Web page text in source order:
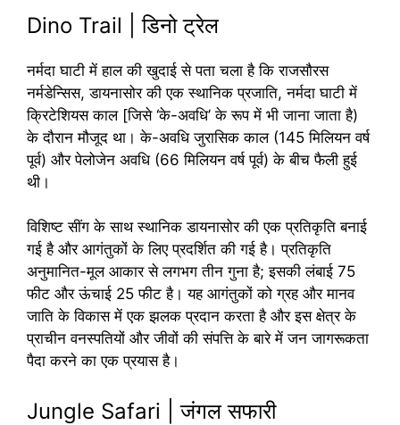
Dino Trail | डिनो ट्रेल
नर्मदा घाटी में हाल की खुदाई से पता चला है कि राजसौरस
नर्मडेन्सिस, डायनासोर की एक स्थानिक प्रजाति, नर्मदा घाटी में
क्रिटेशियस काल [जिसे ‘के-अवधि’ के रूप में भी जाना जाता है)
के दौरान मौजूद था। के-अवधि जुरासिक काल (145 मिलियन वर्ष
पूर्व) और पेलोजेन अवधि (66 मिलियन वर्ष पूर्व) के बीच फैली हुई
थी।
विशिष्ट सींग के साथ स्थानिक डायनासोर की एक प्रतिकृति बनाई
गई है और आगंतुकों के लिए प्रदर्शित की गई है। प्रतिकृति
अनुमानित-मूल आकार से लगभग तीन गुना है; इसकी लंबाई 75
फीट और ऊंचाई 25 फीट है। यह आगंतुकों को ग्रह और मानव
जाति के विकास में एक झलक प्रदान करता है और इस क्षेत्र के
प्राचीन वनस्पतियों और जीवों की संपत्ति के बारे में जन जागरूकता
पैदा करने का एक प्रयास है।
Jungle Safari | जंगल सफारी